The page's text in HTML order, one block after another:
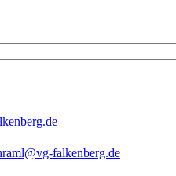
falkenberg.de